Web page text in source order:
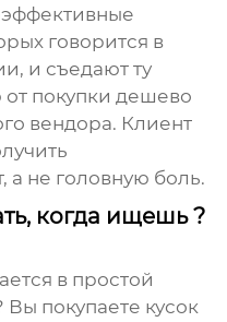
говорится в
и съедают ту
покупкидешево
вендора. Клиент
а не головную боль.
когда ищешь ?
в простой
Вы покупаете кусок